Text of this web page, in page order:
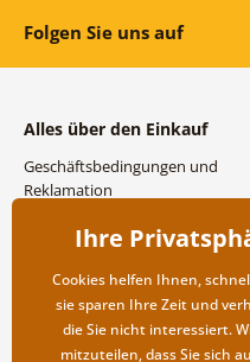
Folgen Sie uns auf
Alles über den Einkauf
Geschäftsbedingungen und
Reklamation
Versand- und
Rücksendung der Ware
Ihre
Cookies helfen Ihnen,
sie sparen Ihre Zeit und
die Sie nicht interessiert.
mitzuteilen, dass Sie sich